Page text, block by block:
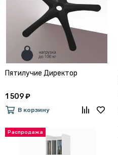
Пятилучие Директор
1 509 ₽
В корзину